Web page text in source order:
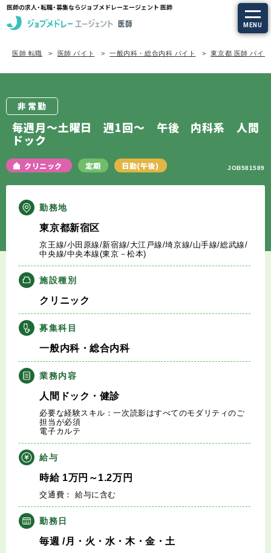
医師の求人・転職・募集ならジョブメドレーエージェント 医師
MENU
求人を探す
定期非常勤の求人
エージェントサービスTOP
サービスの流れ
キャリアアドバイザー紹介
医師の求人・転職Q&A
知りたい・聞きたい
転職成功事例
医師の転職マニュアル
データで見る医師の平均年収
医師に役立つ取材記事
大学医局紹介
医師 転職 医師 バイト 一般内科・総合内科 バイト 東京都 医師 バイト
非常勤
毎週月～土曜日 週1回～ 午後 内科系 人間
ドック
クリニック 定期 日勤(午後) JOB581589
勤務地
東京都新宿区
京王線/小田原線/新宿線/大江戸線/埼京線/山手線/総武線/
中央線/中央本線(東京－松本)
施設種別
クリニック
募集科目
一般内科・総合内科
業務内容
人間ドック・健診
必要な経験スキル：一次読影はすべてのモダリティのご
担当が必須
電子カルテ
給与
時給1万円 ～1.2万円
交通費： 給与に含む
勤務日
毎週 /月・火・水・木・金・土